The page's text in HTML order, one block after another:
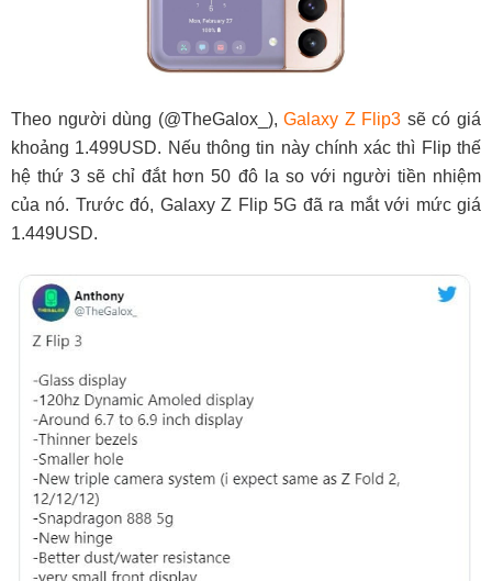
Theo người dùng (@TheGalox_),Galaxy Z Flip3 sẽ có giá
khoảng 1.499USD. Nếu thông tin này chính xác thì Flip thế
hệ thứ 3 sẽ chỉ đắt hơn 50 đô la so với người tiền nhiệm
của nó. Trước đó, Galaxy Z Flip 5G đã ra mắt với mức giá
1.449USD.